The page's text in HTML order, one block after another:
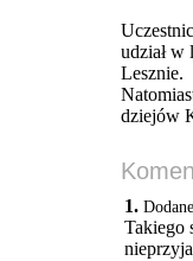
udział w
Lesznie.
dziejów
1.
Takiego